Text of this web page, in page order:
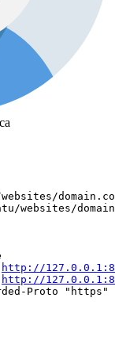
websites/
http://
http://
Proto "https"